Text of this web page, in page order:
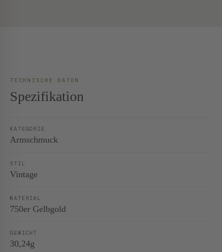
TECHNISCHE DATEN
Spezifikation
KATEGORIE
Armschmuck
STIL
Vintage
MATERIAL
750er Gelbgold
GEWICHT
30,24g